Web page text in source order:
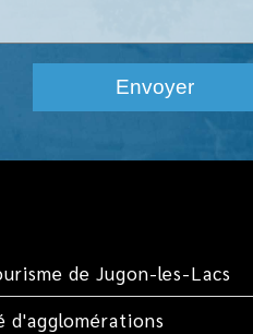
de Jugon-les-Lacs
d'agglomérations